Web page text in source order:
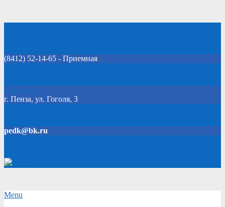
(8412) 52-14-65 - Приемная
Click Here
г. Пенза, ул. Гоголя, 3
pedk@bk.ru
Secondary
Menu